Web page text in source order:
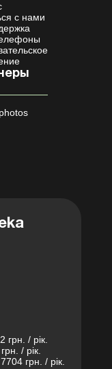
с нами
грн. / рік.
/ рік.
грн. / рік.